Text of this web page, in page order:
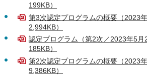
199KB）
第3次認定プログラムの概要（2023
2,994KB）
認定プログラム（第2次／2023年5月
185KB）
第2次認定プログラムの概要（2023
9,386KB）